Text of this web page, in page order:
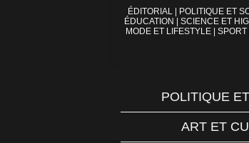
ÉDITORIAL POLITIQUE ET
ÉDUCATION
SCIENCE ET
MODE ET LIFESTYLE
SPORT
POLITIQUE
ART ET